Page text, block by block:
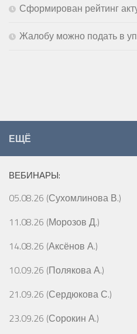
Сформирован рейтинг
Жалобу можно подать в
ЕЩЁ
ВЕБИНАРЫ:
05.08.26 (Сухомлинова В.)
11.08.26 (Морозов Д.)
14.08.26 (Аксёнов А.)
10.09.26 (Полякова А.)
21.09.26 (Сердюкова С.)
23.09.26 (Сорокин А.)